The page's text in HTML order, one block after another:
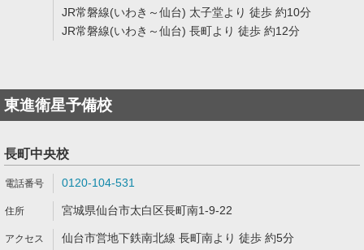
JR常磐線(いわき～仙台) 太子堂より 徒歩 約10分
JR常磐線(いわき～仙台) 長町より 徒歩 約12分
東進衛星予備校
長町中央校
0120-104-531
宮城県仙台市太白区長町南1-9-22
仙台市営地下鉄南北線 長町南より 徒歩 約5分